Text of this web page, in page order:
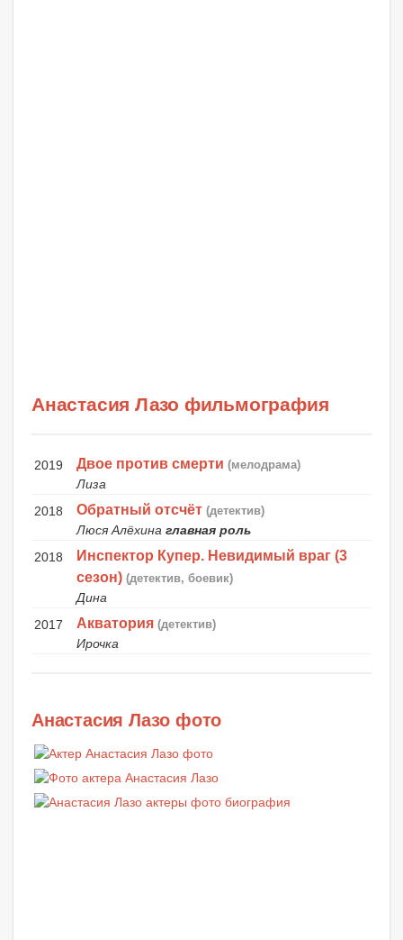
Анастасия Лазо фильмография
2019 Двое против смерти (мелодрама)
Лиза
2018
Обратный отсчёт (детектив)
Люся Алёхина главная роль
2018
Инспектор Купер. Невидимый враг (3
сезон) (детектив, боевик)
Дина
2017
Акватория (детектив)
Ирочка
Анастасия Лазо фото